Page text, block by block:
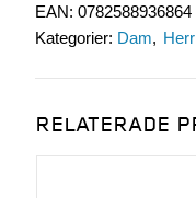
EAN: 0782588936864
Kategorier: Dam Herr
RELATERADE